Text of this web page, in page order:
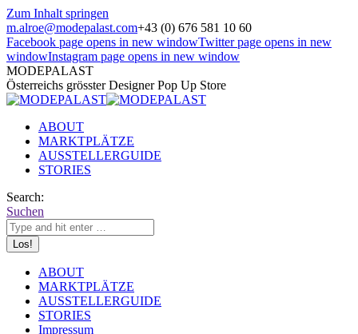
Zum Inhalt springen
m.alroe@modepalast.com+43 (0) 676 581 10 60
Facebook page opens in new windowTwitter page opens in new
windowInstagram page opens in new window
MODEPALAST
Österreichs grösster Designer Pop Up Store
ABOUT
MARKTPLÄTZE
AUSSTELLERGUIDE
STORIES
Search:
Suchen
ABOUT
MARKTPLÄTZE
AUSSTELLERGUIDE
STORIES
Impressum